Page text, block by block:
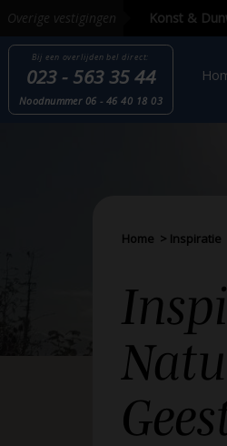
Overige vestigingen
Bij een overlijdenbel direct:
023 - 563 35 44
Noodnummer06 - 46 40 18 03
Home > Inspiratie